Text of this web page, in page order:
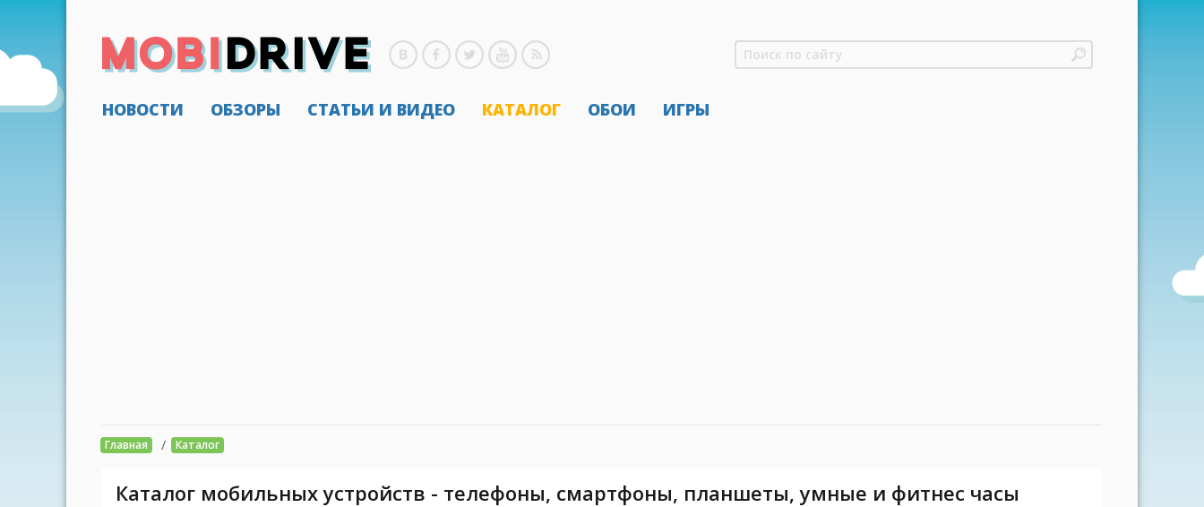
НОВОСТИ ОБЗОРЫ СТАТЬИ И ВИДЕО КАТАЛОГ ОБОИ ИГРЫ
Главная / Каталог
Каталог мобильных устройств - телефоны, смартфоны, планшеты, умные и фитнес часы